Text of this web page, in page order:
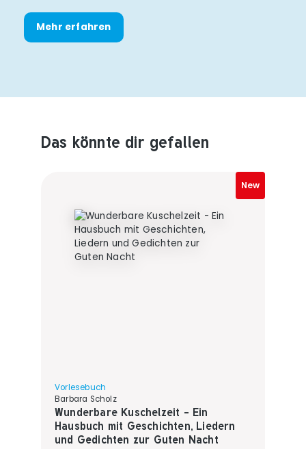
Mehr erfahren
Produktempfehlungen überspringen
Das könnte dir gefallen
New
Vorlesebuch
Barbara Scholz
Wunderbare Kuschelzeit - Ein
Hausbuch mit Geschichten, Liedern
und Gedichten zur Guten Nacht